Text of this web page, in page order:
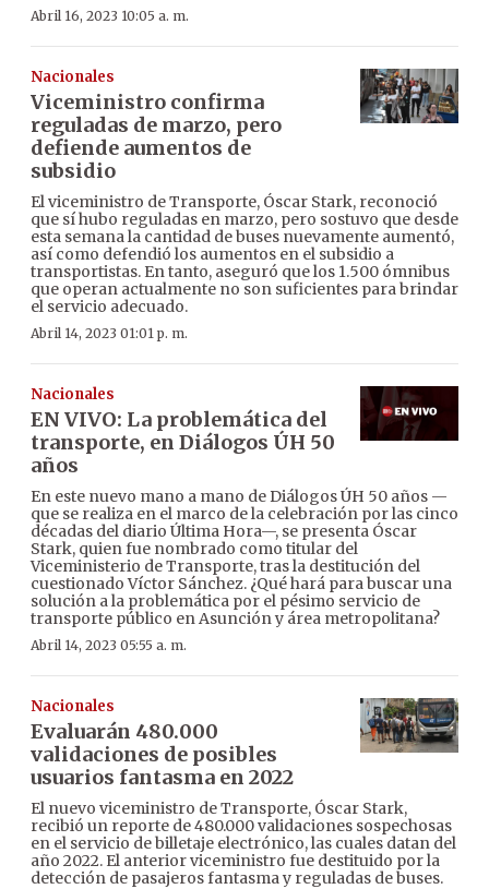
Abril 16, 2023 10:05 a. m.
Nacionales
Viceministro confirma
reguladas de marzo, pero
defiende aumentos de
subsidio
El viceministro de Transporte, Óscar Stark, reconoció
que sí hubo reguladas en marzo, pero sostuvo que desde
esta semana la cantidad de buses nuevamente aumentó,
así como defendió los aumentos en el subsidio a
transportistas. En tanto, aseguró que los 1.500 ómnibus
que operan actualmente no son suficientes para brindar
el servicio adecuado.
Abril 14, 2023 01:01 p. m.
Nacionales
EN VIVO: La problemática del
transporte, en Diálogos ÚH 50
años
En este nuevo mano a mano de Diálogos ÚH 50 años —
que se realiza en el marco de la celebración por las cinco
décadas del diario Última Hora—, se presenta Óscar
Stark, quien fue nombrado como titular del
Viceministerio de Transporte, tras la destitución del
cuestionado Víctor Sánchez. ¿Qué hará para buscar una
solución a la problemática por el pésimo servicio de
transporte público en Asunción y área metropolitana?
Abril 14, 2023 05:55 a. m.
Nacionales
Evaluarán 480.000
validaciones de posibles
usuarios fantasma en 2022
El nuevo viceministro de Transporte, Óscar Stark,
recibió un reporte de 480.000 validaciones sospechosas
en el servicio de billetaje electrónico, las cuales datan del
año 2022. El anterior viceministro fue destituido por la
detección de pasajeros fantasma y reguladas de buses.